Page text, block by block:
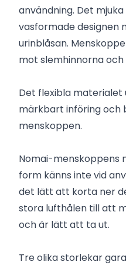
användning. Det
vasformade designen
urinblåsan.
mot slemhinnorna
Det flexibla
märkbart införing och
menskoppen.
Nomai-menskoppens
form känns inte vid
det lätt att korta ner
stora lufthålen till att
och är lätt att ta ut.
Tre olika storlekar